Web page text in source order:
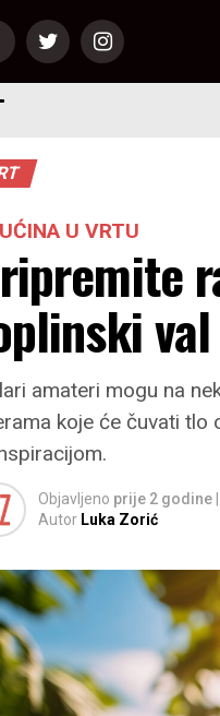
U VRTU
val
amateri mogu na
koje će čuvati tlo
Objavljeno prije 2 godine
Autor Luka Zorić